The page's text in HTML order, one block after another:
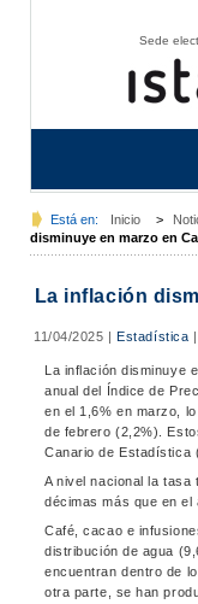
Sede
Está en: Inicio >
disminuye en marzo en
La inflación
11/04/2025 |Estadística |
La inflación disminuye
anual del Índice de
en el 1,6% en marzo,
de febrero (2,2%).
Canario de Estadística
A nivel nacional la tasa
décimas más que en el
Café, cacao e
distribución de agua
encuentran dentro de
otra parte, se han